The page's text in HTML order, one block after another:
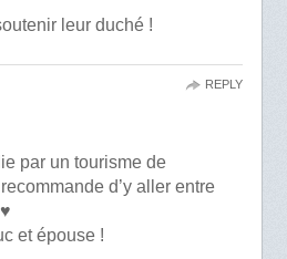
leur duché !
par un tourisme de
d’y aller entre
et épouse !
REPLY